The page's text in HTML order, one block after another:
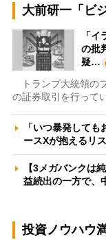
大前研一「ビ
「
の批
疑…
トランプ大統領の
の証券取引を行って
「いつ暴発して
ースXが抱えるリ
【3メガバンクは
益続出の一方で、
投資ノウハウ